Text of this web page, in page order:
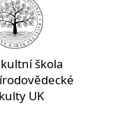
škola
UK